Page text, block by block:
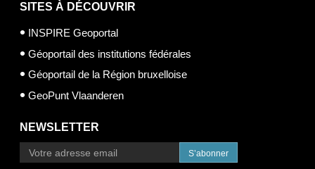
SITES À DÉCOUVRIR
INSPIRE Geoportal
Géoportail des institutions fédérales
Géoportail de la Région bruxelloise
GeoPunt Vlaanderen
NEWSLETTER
S’abonner